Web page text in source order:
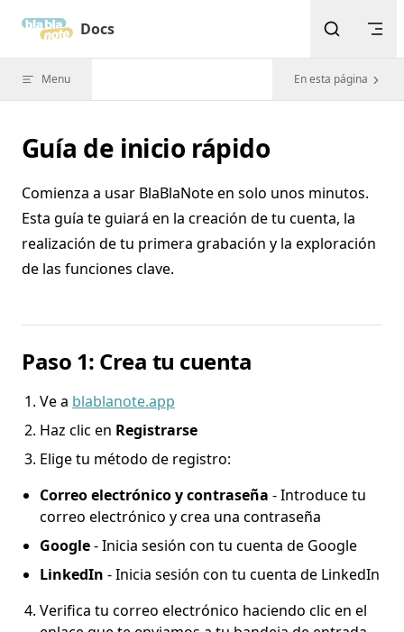
Skip to contentDocs
Menu En esta página
Guía de inicio rápido
Comienza a usar BlaBlaNote en solo unos minutos.
Esta guía te guiará en la creación de tu cuenta, la
realización de tu primera grabación y la exploración
de las funciones clave.
Paso 1: Crea tu cuenta
Ve a blablanote.app
Haz clic en Registrarse
Elige tu método de registro:
Correo electrónico y contraseña - Introduce tu
correo electrónico y crea una contraseña
Google- Inicia sesión con tu cuenta de Google
LinkedIn - Inicia sesión con tu cuenta de LinkedIn
Verifica tu correo electrónico haciendo clic en el